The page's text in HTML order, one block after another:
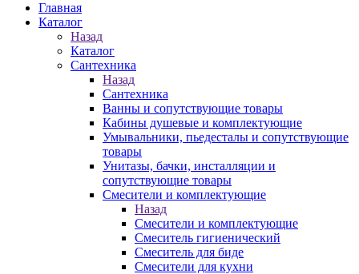
Главная
Каталог
Назад
Каталог
Сантехника
Назад
Сантехника
Ванны и сопутствующие товары
Кабины душевые и комплектующие
Умывальники, пьедесталы и сопутствующие
товары
Унитазы, бачки, инсталляции и
сопутствующие товары
Смесители и комплектующие
Назад
Смесители и комплектующие
Смеситель гигиенический
Смеситель для биде
Смесители для кухни